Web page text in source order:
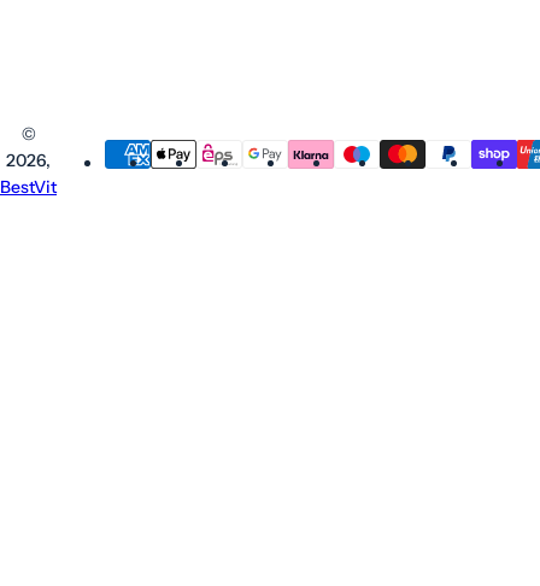
©
2026,
BestVit